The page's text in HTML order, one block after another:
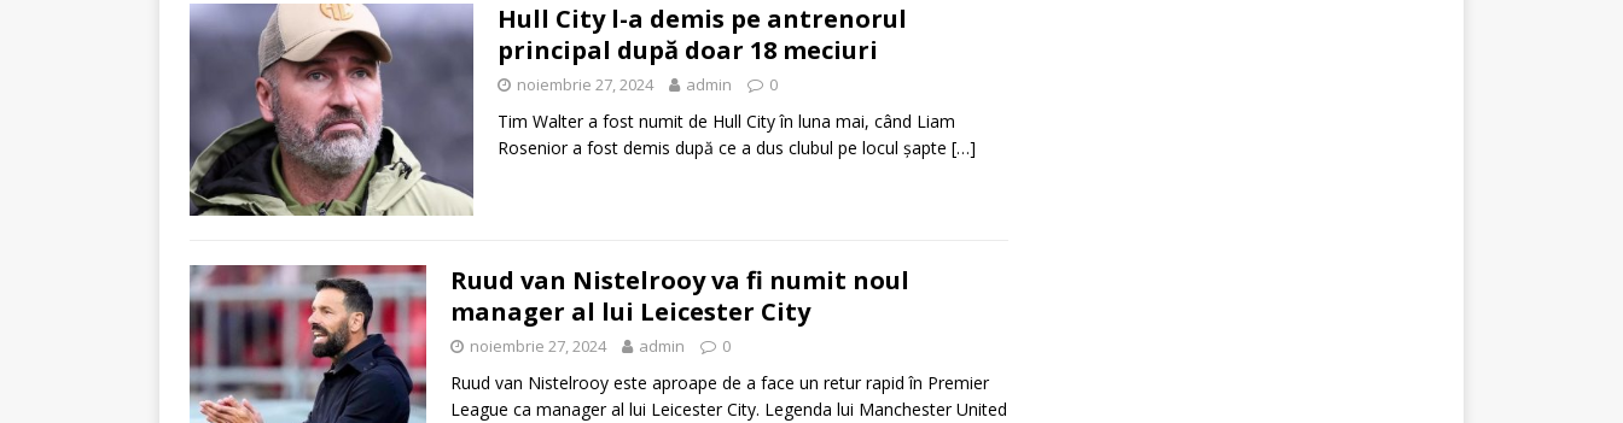
Hull City l-a demis pe antrenorul
principal după doar 18 meciuri
noiembrie 27, 2024 admin 0
Tim Walter a fost numit de Hull City în luna mai, când Liam
Rosenior a fost demis după ce a dus clubul pe locul șapte […]
Ruud van Nistelrooy va fi numit noul
manager al lui Leicester City
noiembrie 27, 2024 admin 0
Ruud van Nistelrooy este aproape de a face un retur rapid în Premier
League ca manager al lui Leicester City. Legenda lui Manchester United